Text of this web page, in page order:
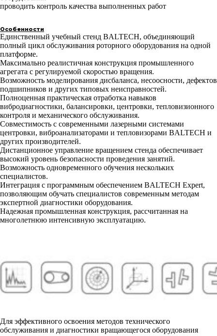
проводить контроль качества выполненных работ
Особенности
Единственный учебный стенд BALTECH, объединяющий
полный цикл обслуживания роторного оборудования на одной
платформе.
Максимально реалистичная конструкция промышленного
агрегата с регулируемой скоростью вращения.
Возможность моделирования дисбаланса, несоосности, дефектов
подшипников и других типовых неисправностей.
Полноценная практическая отработка навыков
вибродиагностики, балансировки, центровки, тепловизионного
контроля и механического обслуживания.
Совместимость с современными лазерными системами
центровки, виброанализаторами и тепловизорами BALTECH и
других производителей.
Дистанционное управление вращением стенда обеспечивает
высокий уровень безопасности проведения занятий.
Возможность одновременного обучения нескольких
специалистов.
Интеграция с программным обеспечением BALTECH Expert,
позволяющим обучать специалистов современным методам
экспертной диагностики оборудования.
Надежная промышленная конструкция, рассчитанная на
многолетнюю интенсивную эксплуатацию.
Для эффективного освоения методов технического
обслуживания и диагностики вращающегося оборудования